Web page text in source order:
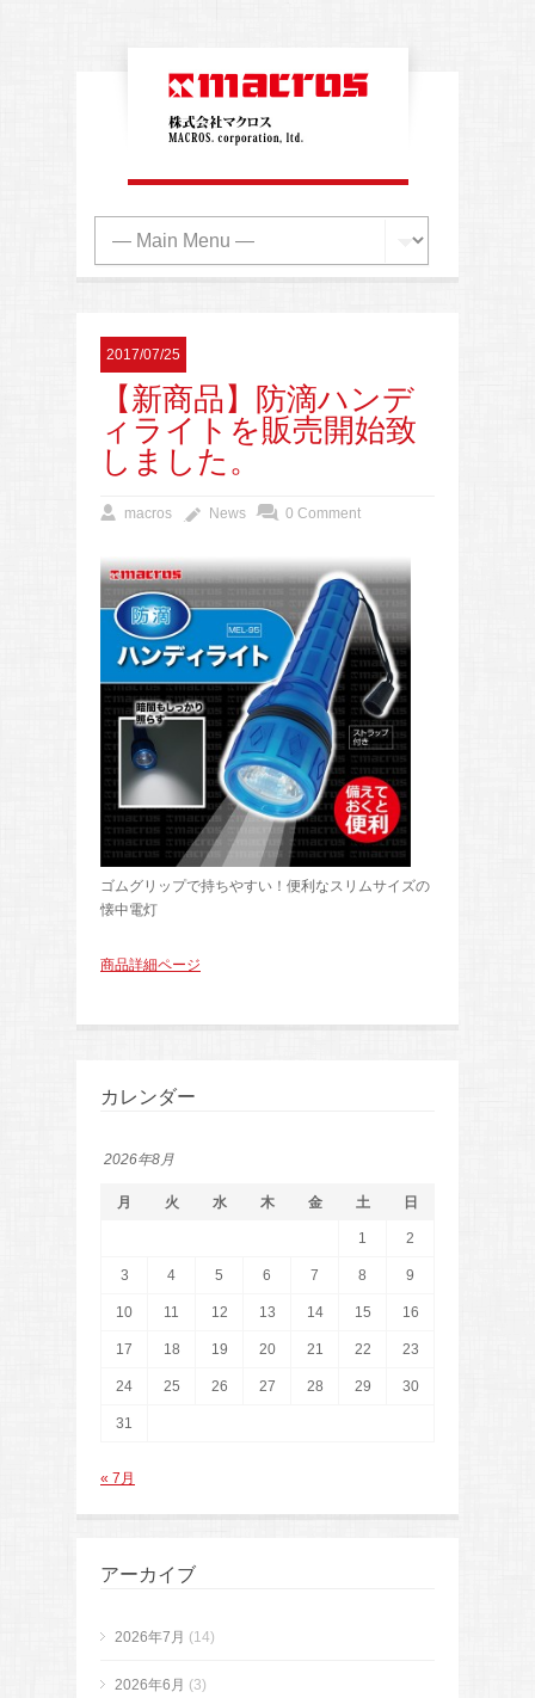
2017/07/25
【新商品】防滴ハンデ
ィライトを販売開始致
しました。
macros News 0 Comment
ゴムグリップで持ちやすい！便利なスリムサイズの
懐中電灯
商品詳細ページ
カレンダー
2026年8月
月 火 水 木 金 土 日
1 2
3 4 5 6 7 8 9
10 11 12 13 14 15 16
17 18 19 20 21 22 23
24 25 26 27 28 29 30
31
« 7月
アーカイブ
2026年7月 (14)
2026年6月 (3)